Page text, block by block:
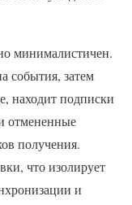
минималистичен.
события, затем
находит подписки
отмененные
получения.
что изолирует
и